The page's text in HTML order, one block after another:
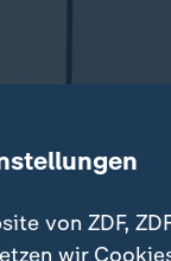
von ZDF,
wir